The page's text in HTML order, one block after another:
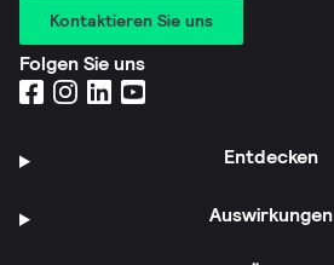
Kontaktieren Sie uns
Folgen Sie uns
Entdecken
Auswirkungen